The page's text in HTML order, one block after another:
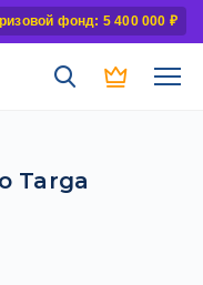
фонд: 5 400 000 ₽
Targa